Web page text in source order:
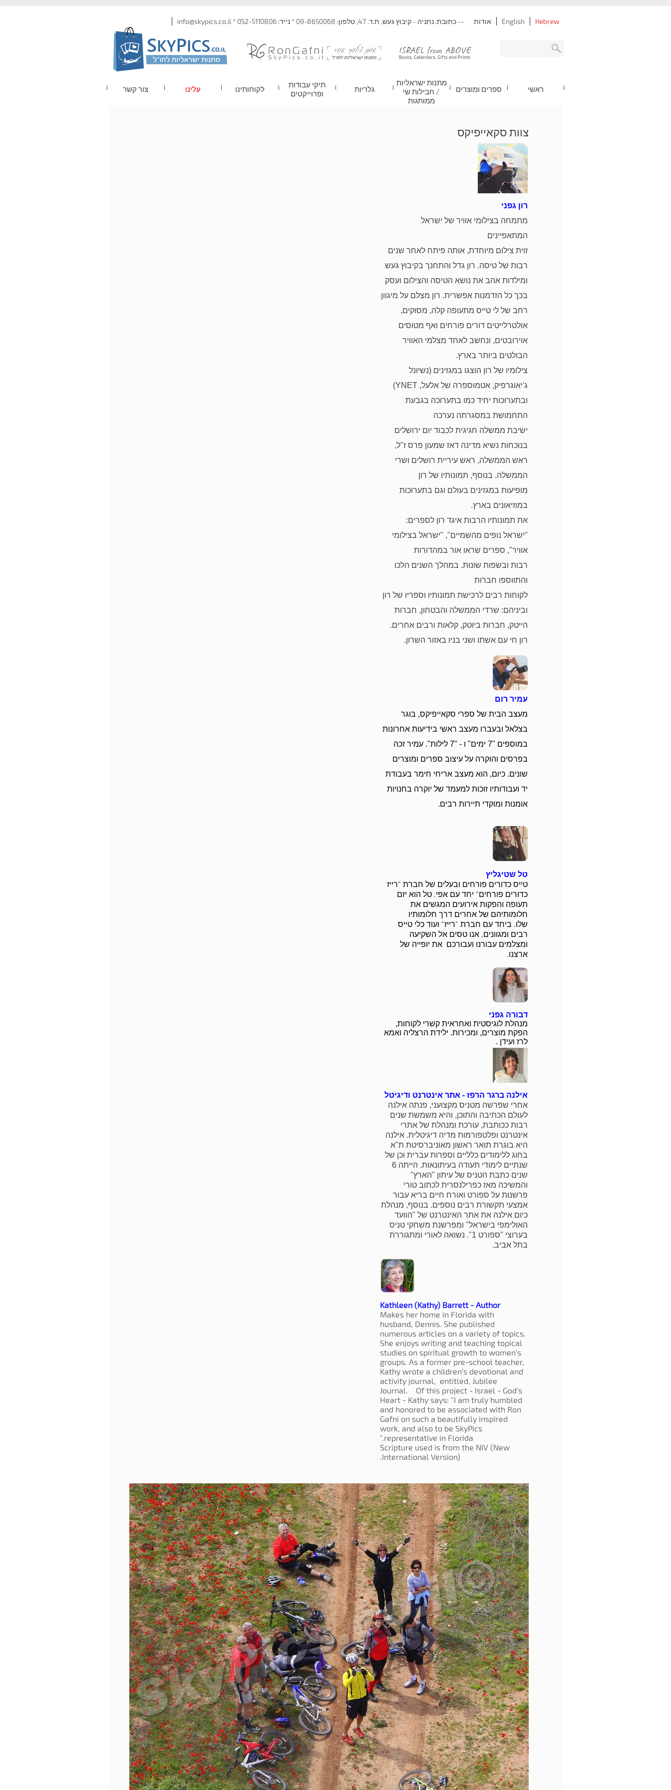
Hebrew
English אודות -- כתובת: נתניה - קיבוץ געש, ת.ד. 47, טלפון: 09-8650068 * נייד: 052-5110806 * info@skypics.co.il
ראשי ספרים ומוצרים
מתנות ישראליות
/ חבילות שי
ממותגות
גלריות
תיקי עבודות
ופרוייקטים
לקוחותינו עלינו צור קשר
צוות סקאייפיקס
רון גפני
מתמחה בצילומי אוויר של ישראל
המתאפיינים
זוית צילום מיוחדת, אותה פיתח לאחר שנים
רבות של טיסה. רון גדל והתחנך בקיבוץ געש
ומילדות אהב את נושא הטיסה והצילום ועסק
בכך כל הזדמנות אפשרית. רון מצלם על מיגוון
רחב של לי טייס מתעופה קלה, מסוקים,
אולטרלייטים דורים פורחים ואף מטוסים
אוירובטים, ונחשב לאחד מצלמי האוויר
הבולטים ביותר בארץ.
צילומיו של רון הוצגו במגזינים (נשיונל
ג'יאוגרפיק, אטמוספרה של אלעל, YNET
)
ובתערוכות יחיד כמו בתערוכה בגבעת
התחמושת במסגרתה נערכה
ישיבת ממשלה חגיגית לכבוד יום ירושלים
בנוכחות נשיא מדינה דאז שמעון פרס ז"ל,
ראש הממשלה, ראש עיריית רושלים ושרי
הממשלה. בנוסף, תמונותיו של רון
מופיעות במגזינים בעולם וגם בתערוכות
במוזיאונים בארץ.
את תמונותיו הרבות איגד רון לספרים:
"ישראל נופים מהשמיים", "ישראל בצילומי
אוויר", ספרים שראו אור במהדורות
רבות ובשפות שונות. במהלך השנים הלכו
והתווספו חברות
לקוחות רבים לרכישת תמונותיו וספריו של רון
וביניהם: שרדי הממשלה והבטחון, חברות
הייטק, חברות ביוטק, קלאות ורבים אחרים.
רון חי עם אשתו ושני בניו באזור השרון.
עמיר רום
מעצב הבית של ספרי סקאייפיקס, בוגר
בצלאל ובעברו מעצב ראשי בידיעות אחרונות
במוספים "7 ימים" ו - "7 לילות". עמיר זכה
בפרסים והוקרה על עיצוב ספרים ומוצרים
שונים. כיום, הוא מעצב אריחי חימר בעבודת
יד ועבודותיו זוכות למעמד של יוקרה בחנויות
אומנות ומוקדי תיירות רבים.
טל שטיגליץ
טייס כדורים פורחים ובעלים של חברת "רייז
כדורים פורחים" יחד עם אפי. טל הוא יזם
תעופה והפקות אירועים המגשים את
חלומותיהם של אחרים דרך חלומותיו
שלו. ביחד עם חברת "רייז" ועוד כלי טייס
רבים ומגוונים, אנו טסים אל השקיעה
ומצלמים עבורנו ועבורכם את יופייה של
ארצנו.
דבורה גפני
מנהלת לוגיסטית ואחראית קשרי לקוחות,
הפקת מוצרים, ומכירות. ילידת הרצליה ואמא
לרז ועידן .
אילנה ברגר הרפז - אתר אינטרנט ודיגיטל
אחרי שפרשה מטניס מקצועני, פנתה אילנה
לעולם הכתיבה והתוכן, והיא משמשת שנים
רבות ככותבת, עורכת ומנהלת של אתרי
אינטרנט ופלטפורמות מדיה דיגיטלית. אילנה
היא בוגרת תואר ראשון מאוניברסיטת ת"א
בחוג ללימודים כלליים וספרות עברית וכן של
שנתיים לימודי תעודה בעיתונאות. הייתה 6
שנים כתבת הטניס של עיתון "הארץ"
והמשיכה מאז כפרילנסרית לכתוב טורי
פרשנות על ספורט ואורח חיים בריא עבור
אמצעי תקשורת רבים נוספים. בנוסף, מנהלת
כיום אילנה את אתר האינטרנט של "הוועד
האולימפי בישראל" ומפרשנת משחקי טניס
בערוצי "ספורט 1". נשואה לאורי ומתגוררת
בתל אביב.
Kathleen (Kathy) Barrett - Author
Makes her home in Florida with
husband, Dennis. She published
numerous articles on a variety of topics.
She enjoys writing and teaching topical
studies on spiritual growth to women's
groups. As a former pre-school teacher,
Kathy wrote a children's devotional and
activity journal, entitled, Jubilee
Journal. Of this project - Israel - God's
Heart - Kathy says: "I am truly humbled
and honored to be associated with Ron
Gafni on such a beautifully inspired
work, and also to be SkyPics
representative in Florida."
Scripture used is from the NIV (New
International Version).